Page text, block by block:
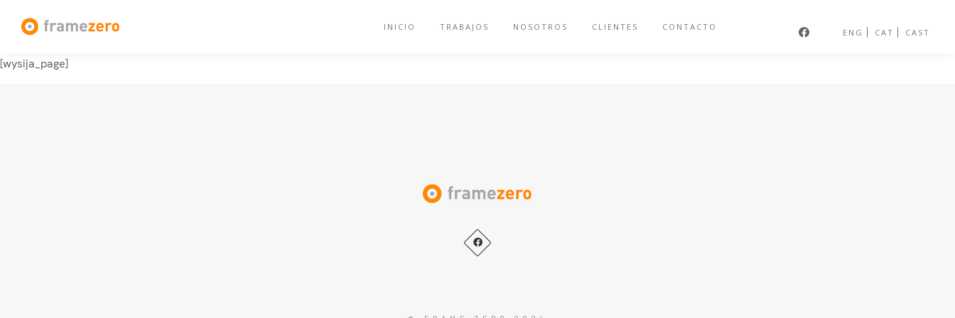
ENG CAT CAST
INICIO TRABAJOS NOSOTROS CLIENTES CONTACTO
[wysija_page]